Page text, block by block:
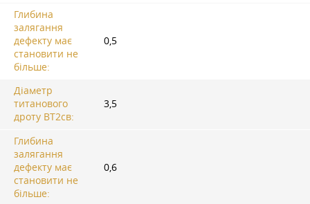
Глибина
залягання
дефекту має
становити не
більше:
0,5
Діаметр
титанового
дроту ВТ2св:
3,5
Глибина
залягання
дефекту має
становити не
більше:
0,6